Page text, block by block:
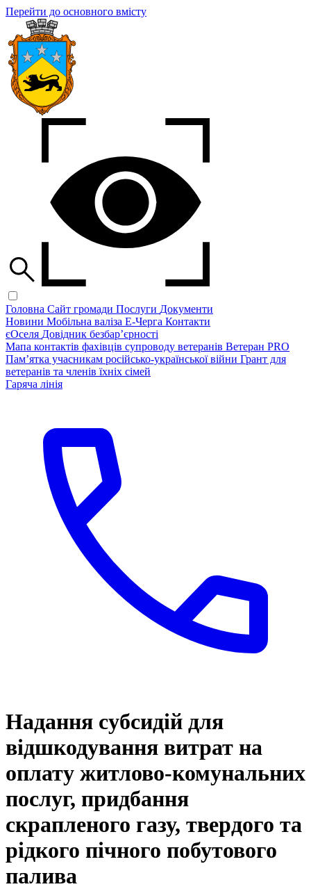
Перейти до основного вмісту
Головна Сайт громади Послуги Документи
Новини Мобільна валіза Е-Черга Контакти
єОселя Довідник безбар’єрності
Мапа контактів фахівців супроводу ветеранів Ветеран PRO
Пам’ятка учасникам російсько-української війни Грант для
ветеранів та членів їхніх сімей
Гаряча лінія
Надання субсидій для
відшкодування витрат на
оплату житлово-комунальних
послуг, придбання
скрапленого газу, твердого та
рідкого пічного побутового
палива